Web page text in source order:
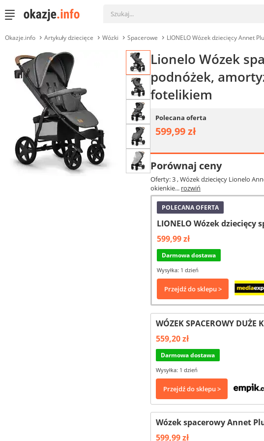
Okazje.info Artykuły dziecięce Wózki Spacerowe LIONELO Wózek dziecięcy Annet
Lionelo Wózek
podnóżek,
fotelikiem
Polecana oferta
599,99 zł
Porównaj ceny
Oferty: 3, Wózek dziecięcy Lionelo
okienkie... rozwiń
POLECANA OFERTA
LIONELO Wózek dziecięcy
599,99 zł
Darmowa dostawa
Wysyłka: 1 dzień
Przejdź do sklepu >
WÓZEK SPACEROWY
559,20 zł
Darmowa dostawa
Wysyłka: 1 dzień
Przejdź do sklepu >
Wózek spacerowy Annet
599,99 zł